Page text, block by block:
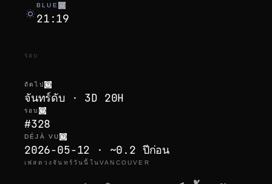
BLUE
21:19
รอบ
ถัดไป
จันทร์ดับ · 3D 20H
รอบ
#328
DÉJÀ VU
2026-05-12 · ~0.2 ปีก่อน
เฟสดวงจันทร์วันนี้ในVANCOUVER